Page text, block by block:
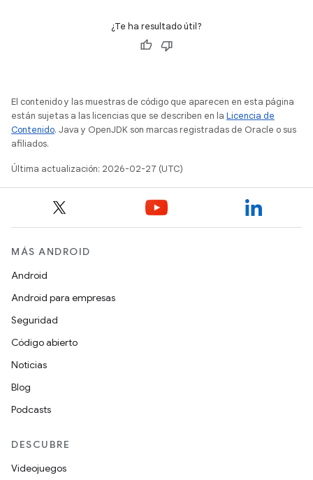
¿Te ha resultado útil?
El contenido y las muestras de código que aparecen en esta página
están sujetas a las licencias que se describen en la Licencia de
Contenido. Java y OpenJDK son marcas registradas de Oracle o sus
afiliados.
Última actualización: 2026-02-27 (UTC)
MÁS ANDROID
Android
Android para empresas
Seguridad
Código abierto
Noticias
Blog
Podcasts
DESCUBRE
Videojuegos